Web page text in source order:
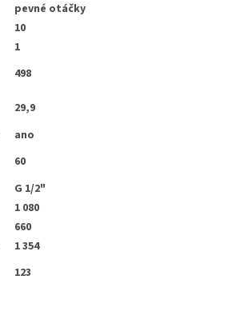
pevné otáčky
10
1
498
29,9
ano
60
G 1/2"
1 080
660
1 354
123